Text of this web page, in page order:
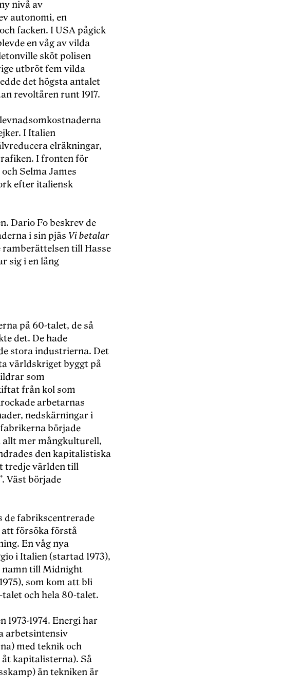
nivå av
autonomi, en
facken. I USA pågick
en våg av vilda
sköt polisen
utbröt fem vilda
det högsta antalet
revoltåren runt 1917.
I Italien
elräkningar,
I fronten för
Selma James
efter italiensk
Dario Fo beskrev de
i sin pjäs Vi betalar
ramberättelsen till Hasse
sig i en lång
på 60-talet, de så
det. De hade
stora industrierna. Det
världskriget byggt på
som
från kol som
arbetarnas
nedskärningar i
började
mer mångkulturell,
den kapitalistiska
tredje världen till
Väst började
de fabrikscentrerade
att försöka förstå
En våg nya
i Italien (startad 1973),
namn till Midnight
som kom att bli
och hela 80-talet.
1974. Energi har
arbetsintensiv
med teknik och
kapitalisterna). Så
än tekniken är